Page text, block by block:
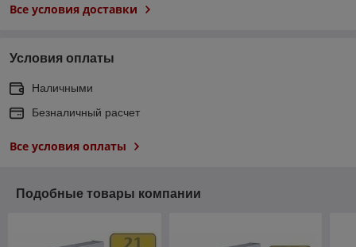
Все условия доставки
Условия оплаты
Наличными
Безналичный расчет
Все условия оплаты
Подобные товары компании